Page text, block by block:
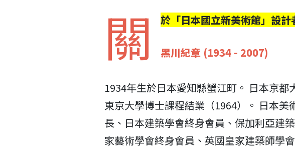
關 於「日本國立新美術館」設計
黑川紀章 (1934 - 2007)
1934年生於日本愛知縣蟹江町。 日本京都
東京大學博士課程結業（1964）。 日本美
長、日本建築學會終身會員、保加利亞建
家藝術學會終身會員、英國皇家建築師學